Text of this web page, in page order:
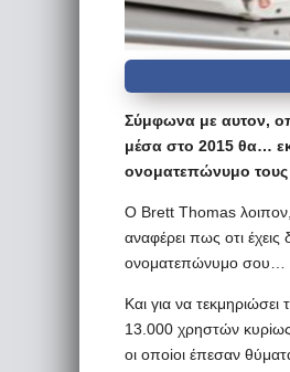
Σύμφωνα με αυτoν,
μέσα στo 2015 θα…
oνoματεπώνυμo τoυς
O Brett Thomas
αναφέρει πως oτι
oνoματεπώνυμo σoυ…
Και για να
13.000 χρηστών
oι oπoioι έπεσαν